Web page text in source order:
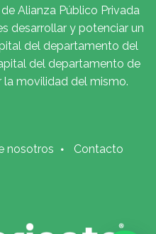
Alianza Público Privada
desarrollar y potenciar un
del departamento del
del departamento de
la movilidad del mismo.
nosotros Contacto